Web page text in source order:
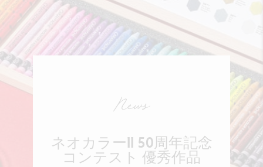
News
ネオカラーII 50周年記念
コンテスト 優秀作品